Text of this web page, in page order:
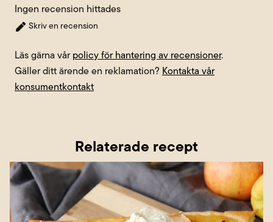
Ingen recension hittades
Skriv en recension
Läs gärna vår policy för hantering av recensioner.
Gäller ditt ärende en reklamation? Kontakta vår
konsumentkontakt
Relaterade recept